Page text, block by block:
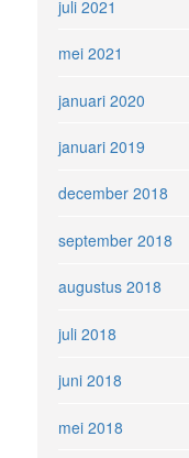
juli 2021
mei 2021
januari 2020
januari 2019
december 2018
september 2018
augustus 2018
juli 2018
juni 2018
mei 2018